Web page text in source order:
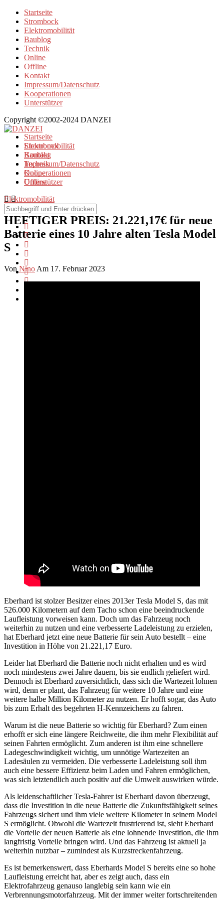
Startseite
Strombock
Elektromobilität
Baublog
Technik
Online
Offline
Kontakt
Impressum/Datenschutz
Kooperationen
Unterstützer
Copyright ©2002-2024 DANZEI
Startseite
Strombock
Kontakt
Impressum/Datenschutz
Kooperationen
Unterstützer
Elektromobilität
Baublog
Technik
Online
Offline
Elektromobilität
HEFTIGER PREIS: 21.221,17€ für neue
Batterie eines 10 Jahre alten Tesla Model
S
Von Nino Am 17. Februar 2023
Eberhard ist stolzer Besitzer eines 2013er Tesla Model S, das mit
526.000 Kilometern auf dem Tacho schon eine beeindruckende
Laufleistung vorweisen kann. Doch um das Fahrzeug noch
weiterhin zu nutzen und eine verbesserte Ladeleistung zu erzielen,
hat Eberhard jetzt eine neue Batterie für sein Auto bestellt – eine
Investition in Höhe von 21.221,17 Euro.
Leider hat Eberhard die Batterie noch nicht erhalten und es wird
noch mindestens zwei Jahre dauern, bis sie endlich geliefert wird.
Dennoch ist Eberhard zuversichtlich, dass sich die Wartezeit lohnen
wird, denn er plant, das Fahrzeug für weitere 10 Jahre und eine
weitere halbe Million Kilometer zu nutzen. Er hofft sogar, das Auto
bis zum Erhalt des begehrten H-Kennzeichens zu fahren.
Warum ist die neue Batterie so wichtig für Eberhard? Zum einen
erhofft er sich eine längere Reichweite, die ihm mehr Flexibilität auf
seinen Fahrten ermöglicht. Zum anderen ist ihm eine schnellere
Ladegeschwindigkeit wichtig, um unnötige Wartezeiten an
Ladesäulen zu vermeiden. Die verbesserte Ladeleistung soll ihm
auch eine bessere Effizienz beim Laden und Fahren ermöglichen,
was sich letztendlich auch positiv auf die Umwelt auswirken würde.
Als leidenschaftlicher Tesla-Fahrer ist Eberhard davon überzeugt,
dass die Investition in die neue Batterie die Zukunftsfähigkeit seines
Fahrzeugs sichert und ihm viele weitere Kilometer in seinem Model
S ermöglicht. Obwohl die Wartezeit frustrierend ist, sieht Eberhard
die Vorteile der neuen Batterie als eine lohnende Investition, die ihm
langfristig Vorteile bringen wird. Und das Fahrzeug ist aktuell ja
weiterhin nutzbar – zumindest als Kurzstreckenfahrzeug.
Es ist bemerkenswert, dass Eberhards Model S bereits eine so hohe
Laufleistung erreicht hat, aber es zeigt auch, dass ein
Elektrofahrzeug genauso langlebig sein kann wie ein
Verbrennungsmotorfahrzeug. Mit der immer weiter fortschreitenden